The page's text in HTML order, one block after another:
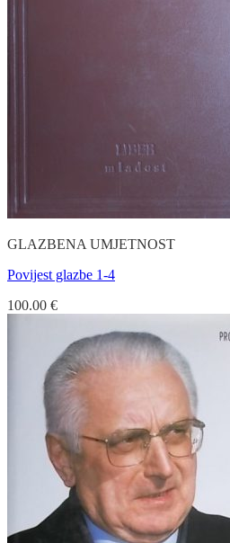
GLAZBENA UMJETNOST
Povijest glazbe 1-4
100.00 €